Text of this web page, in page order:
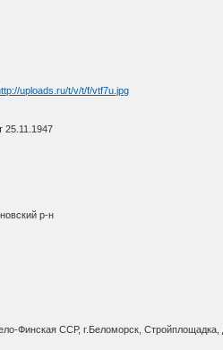
25.11.1947
р-н
Финская ССР, г.Беломорск, Стройплощадка,